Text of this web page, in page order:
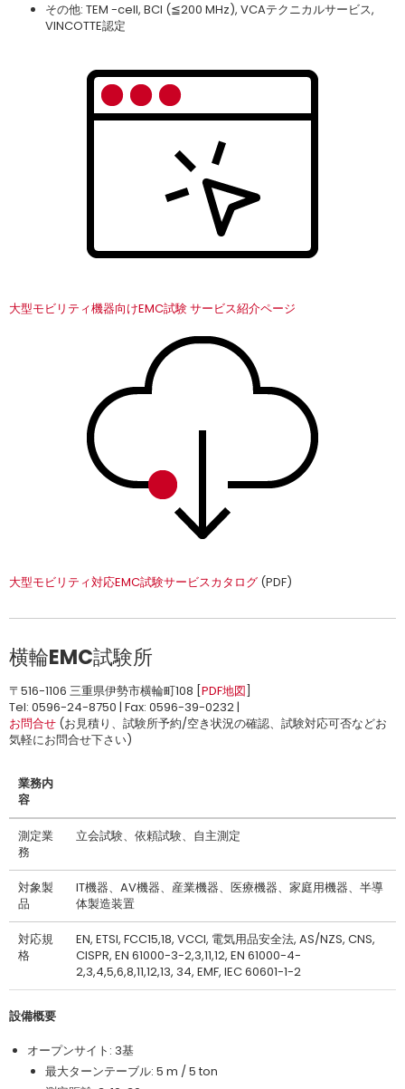
その他: TEM -cell, BCI (≦200 MHz), VCAテクニカルサービス,
VINCOTTE認定
大型モビリティ機器向けEMC試験 サービス紹介ページ
大型モビリティ対応EMC試験サービスカタログ (PDF)
横輪EMC試験所
〒516-1106 三重県伊勢市横輪町108 [PDF地図]
Tel: 0596-24-8750 | Fax: 0596-39-0232 |
お問合せ (お見積り、試験所予約/空き状況の確認、試験対応可否などお
気軽にお問合せ下さい)
業務内
容
測定業
務
立会試験、依頼試験、自主測定
対象製
品
IT機器、AV機器、産業機器、医療機器、家庭用機器、半導
体製造装置
対応規
格
EN, ETSI, FCC15,18, VCCI, 電気用品安全法, AS/NZS, CNS,
CISPR, EN 61000-3-2,3,11,12, EN 61000-4-
2,3,4,5,6,8,11,12,13, 34, EMF, IEC 60601-1-2
設備概要
オープンサイト: 3基
最大ターンテーブル: 5 m / 5 ton